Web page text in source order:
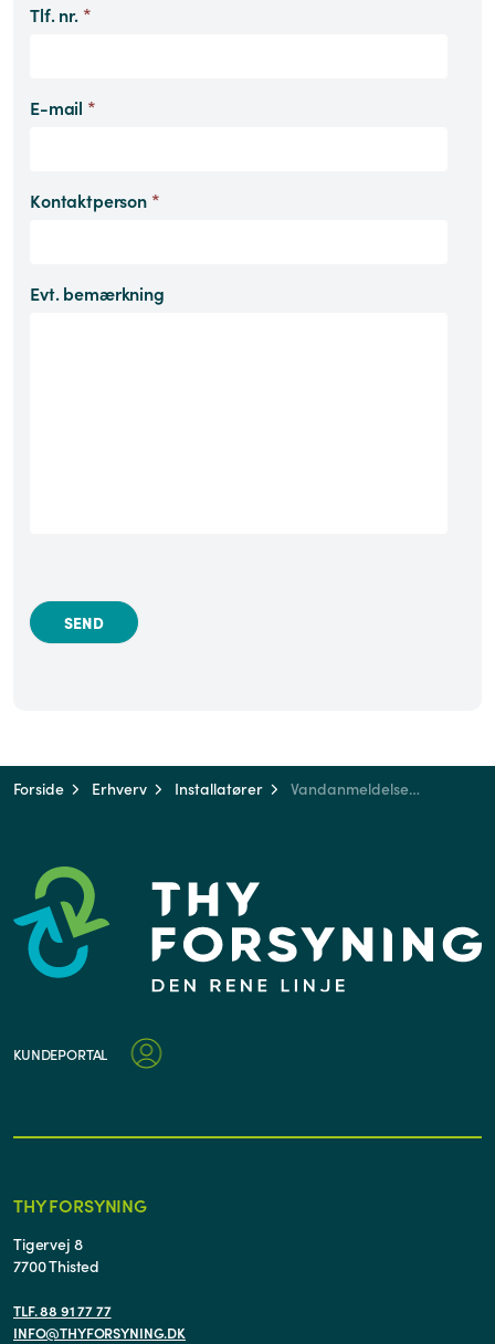
Tlf. nr. *
E-mail *
Kontaktperson *
Evt. bemærkning
Forside Erhverv Installatører Vandanmeldelsesblanket
KUNDEPORTAL
THY FORSYNING
Tigervej 8
7700 Thisted
TLF. 88 91 77 77
INFO@THYFORSYNING.DK